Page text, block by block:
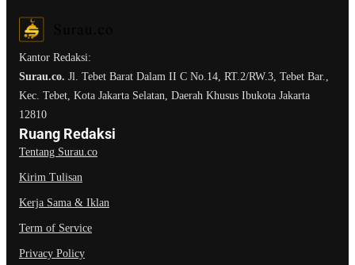
Kantor Redaksi:
Surau.co. Jl. Tebet Barat Dalam II C No.14, RT.2/RW.3, Tebet Bar.,
Kec. Tebet, Kota Jakarta Selatan, Daerah Khusus Ibukota Jakarta
12810
Ruang Redaksi
Tentang Surau.co
Kirim Tulisan
Kerja Sama & Iklan
Term of Service
Privacy Policy